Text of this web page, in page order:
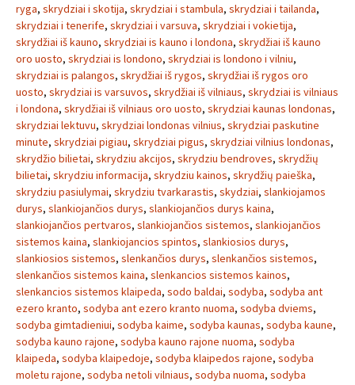
ryga, skrydziai i skotija, skrydziai i stambula, skrydziai i tailanda,
skrydziai i tenerife, skrydziai i varsuva, skrydziai i vokietija,
skrydžiai iš kauno, skrydziai is kauno i londona, skrydžiai iš kauno
oro uosto, skrydziai is londono, skrydziai is londono i vilniu,
skrydziai is palangos, skrydžiai iš rygos, skrydžiai iš rygos oro
uosto, skrydziai is varsuvos, skrydžiai iš vilniaus, skrydziai is vilniaus
i londona, skrydžiai iš vilniaus oro uosto, skrydziai kaunas londonas,
skrydziai lektuvu, skrydziai londonas vilnius, skrydziai paskutine
minute, skrydziai pigiau, skrydziai pigus, skrydziai vilnius londonas,
skrydžio bilietai, skrydziu akcijos, skrydziu bendroves, skrydžių
bilietai, skrydziu informacija, skrydziu kainos, skrydžių paieška,
skrydziu pasiulymai, skrydziu tvarkarastis, skydziai, slankiojamos
durys, slankiojančios durys, slankiojančios durys kaina,
slankiojančios pertvaros, slankiojančios sistemos, slankiojančios
sistemos kaina, slankiojancios spintos, slankiosios durys,
slankiosios sistemos, slenkančios durys, slenkančios sistemos,
slenkančios sistemos kaina, slenkancios sistemos kainos,
slenkancios sistemos klaipeda, sodo baldai, sodyba, sodyba ant
ezero kranto, sodyba ant ezero kranto nuoma, sodyba dviems,
sodyba gimtadieniui, sodyba kaime, sodyba kaunas, sodyba kaune,
sodyba kauno rajone, sodyba kauno rajone nuoma, sodyba
klaipeda, sodyba klaipedoje, sodyba klaipedos rajone, sodyba
moletu rajone, sodyba netoli vilniaus, sodyba nuoma, sodyba